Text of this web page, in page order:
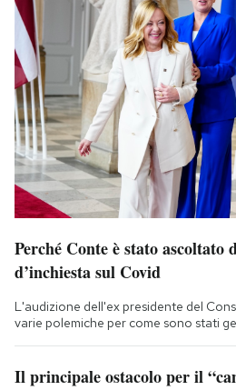
Perché Conte è stato ascoltato
d’inchiesta sul Covid
L'audizione dell'ex presidente del
varie polemiche per come sono stati
Il principale ostacolo per il